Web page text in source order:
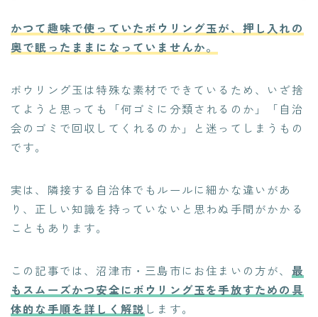
かつて趣味で使っていたボウリング玉が、押し入れの
奥で眠ったままになっていませんか。
ボウリング玉は特殊な素材でできているため、いざ捨
てようと思っても「何ゴミに分類されるのか」「自治
会のゴミで回収してくれるのか」と迷ってしまうもの
です。
実は、隣接する自治体でもルールに細かな違いがあ
り、正しい知識を持っていないと思わぬ手間がかかる
こともあります。
この記事では、沼津市・三島市にお住まいの方が、 最
もスムーズかつ安全にボウリング玉を手放すための具
体的な手順を詳しく解説 します。